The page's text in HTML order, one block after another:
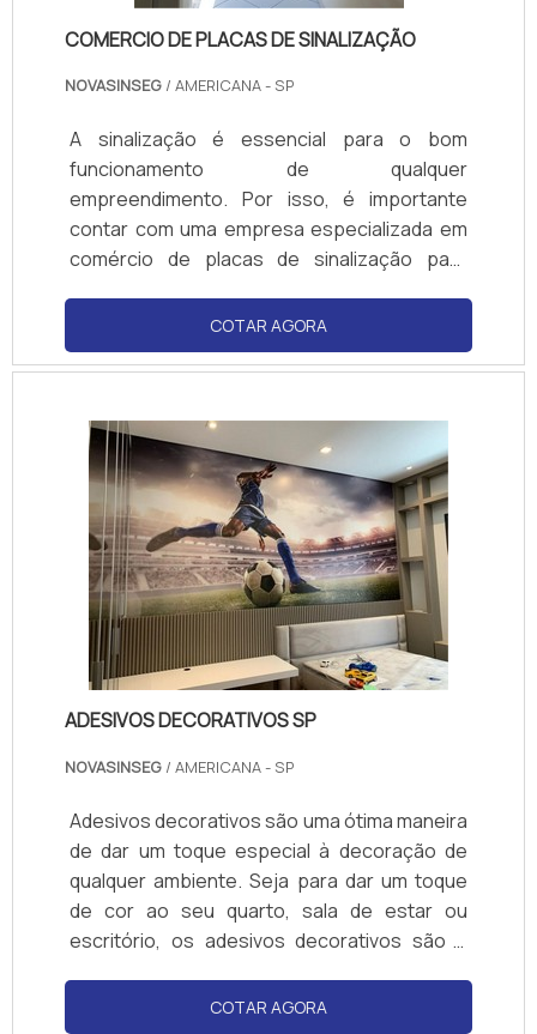
COMERCIO DE PLACAS DE SINALIZAÇÃO
NOVASINSEG / AMERICANA - SP
A sinalização é essencial para o bom
funcionamento de qualquer
empreendimento. Por isso, é importante
contar com uma empresa especializada em
comércio de placas de sinalização para
local. A nossa empresa oferece placas de
sinalização de qualidade, fabricadas com
materiais resistentes e de acordo com as
contamos com profissionais qualificados
para auxiliar na escolha do melhor produto
para cada necessidade. Entre em contato e
saiba mais sobre nossos serviços de
comércio de placas de sinalização.
COTAR AGORA
ADESIVOS DECORATIVOS SP
NOVASINSEG / AMERICANA - SP
Adesivos decorativos são uma ótima maneira
de dar um toque especial à decoração de
qualquer ambiente. Seja para dar um toque
de cor ao seu quarto, sala de estar ou
escritório, os adesivos decorativos são a
visual de seu ambiente sem gastar muito. Na
COTAR AGORA